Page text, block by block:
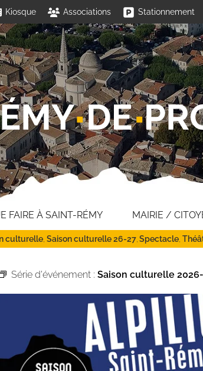
Kiosque Associations Stationnement
FAIRE À SAINT-RÉMY MAIRIE /
culturelle Saison culturelle 26-27 Spectacle
Série d'événement : Saison culturelle